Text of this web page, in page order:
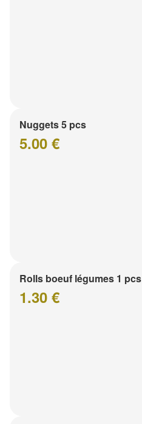
Nuggets 5 pcs
5.00 €
Rolls boeuf légumes 1 pcs
1.30 €